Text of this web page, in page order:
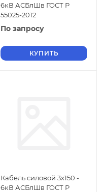
6кВ АСБлШв ГОСТ Р
55025-2012
По запросу
КУПИТЬ
Кабель силовой 3х150 -
6кВ АСБлШв ГОСТ Р